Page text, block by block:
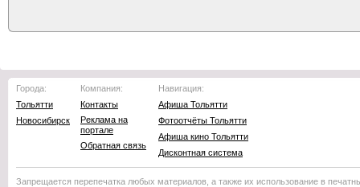
Города:
Тольятти
Новосибирск
Компания:
Контакты
Реклама на
портале
Обратная связь
Навигация:
Афиша Тольятти
Фотоотчёты Тольятти
Афиша кино Тольятти
Дисконтная система
Запрещается перепечатка любых материалов, а также их использование в